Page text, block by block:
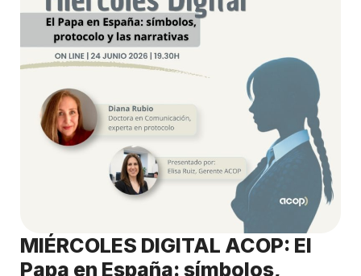
MIÉRCOLES DIGITAL ACOP: El
Papa en España: símbolos,